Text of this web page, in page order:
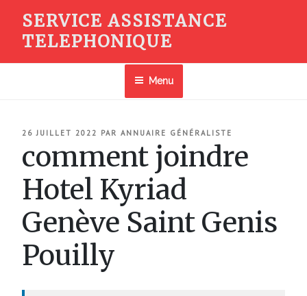
contenu
SERVICE ASSISTANCE
TELEPHONIQUE
Menu
PUBLIÉ
26 JUILLET 2022 PAR ANNUAIRE GÉNÉRALISTE
comment joindre
Hotel Kyriad
Genève Saint Genis
Pouilly